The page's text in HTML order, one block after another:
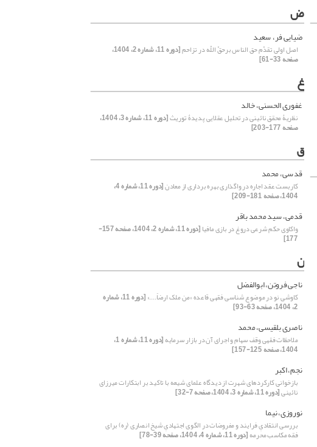
ض
ضیایی فر، سعید
اصل اولی تقدّم حق الناس برحقّ اللّه در تزاحم [دوره 11، شماره 2، 1404،
صفحه 33-61]
غ
غفوری الحسنی، خالد
نظریۀ محقق نائینی در تحلیل عقلایی پدیدۀ توریث [دوره 11، شماره 3، 1404،
صفحه 177-203]
ق
قدسی، محمد
کاربست عقد اجاره در واگذاری بهره برداری از معادن [دوره 11، شماره 4،
1404، صفحه 181-209]
قدمی، سید محمد باقر
واکاوی حکم شرعی دروغ در بازی مافیا [دوره 11، شماره 2، 1404، صفحه 157-
177]
ن
ناجی فروتن، ابوالفضل
کاوشی نو در موضوع شناسی فقهی قاعده «من ملک ارضاً....» [دوره 11، شماره
2، 1404، صفحه 63-93]
ناصری بلقیسی، محمد
ملاحظات فقهی وقف سهام و اجرای آن در بازار سرمایه [دوره 11، شماره 1،
1404، صفحه 125-157]
نجم، اکبر
بازخوانی کارکردهای شهرت از دیدگاه علمای شیعه با تاکید بر ابتکارات میرزای
نائینی[دوره 11، شماره 3، 1404، صفحه 7-32]
نوروزی، نیما
بررسی انتقادیِ فرایند و مفروضات در الگوی اجتهادیِ شیخ انصاری (ره) برای
فقه مکاسب محرمه[دوره 11، شماره 4، 1404، صفحه 39-78]